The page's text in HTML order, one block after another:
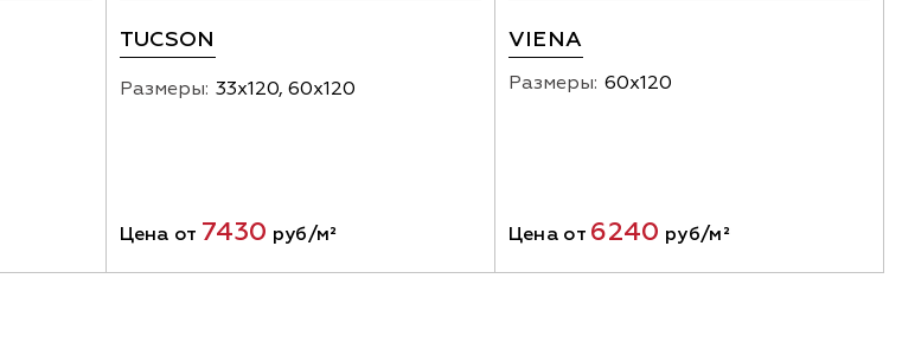
TUCSON
Размеры: 33х120, 60х120
Цена от 7430 руб/м²
VIENA
Размеры: 60х120
Цена от 6240 руб/м²